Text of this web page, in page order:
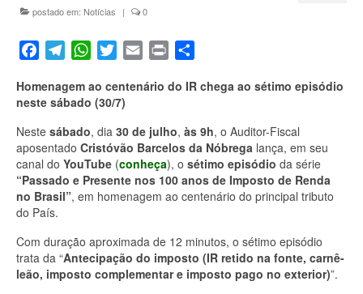
postado em: Notícias | 0
FacebookTelegramWhatsAppTwitterEmail Print
Homenagem ao centenário do IR chega ao sétimo episódio
neste sábado (30/7)
Neste sábado, dia 30 de julho, às 9h, o Auditor-Fiscal
aposentado Cristóvão Barcelos da Nóbrega lança, em seu
canal do YouTube (conheça), o sétimo episódio da série
“Passado e Presente nos 100 anos de Imposto de Renda
no Brasil”, em homenagem ao centenário do principal tributo
do País.
Com duração aproximada de 12 minutos, o sétimo episódio
trata da “Antecipação do imposto (IR retido na fonte, carnê-
leão, imposto complementar e imposto pago no exterior)”.